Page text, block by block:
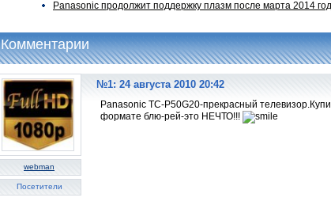
Panasonic продолжит поддержку плазм после марта 2014
Комментарии
webman
Посетители
№1: 24 августа 2010 20:42
Panasonic TC-P50G20-прекрасный
формате блю-рей-это НЕЧТО!!!